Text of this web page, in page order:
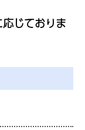
じておりま